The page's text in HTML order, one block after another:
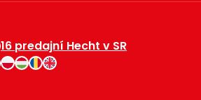
16 predajní Hecht v SR